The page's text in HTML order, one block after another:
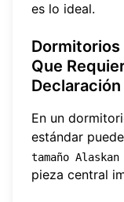
es lo ideal.
Que
Declaración
En un
estándar
tamaño
pieza central